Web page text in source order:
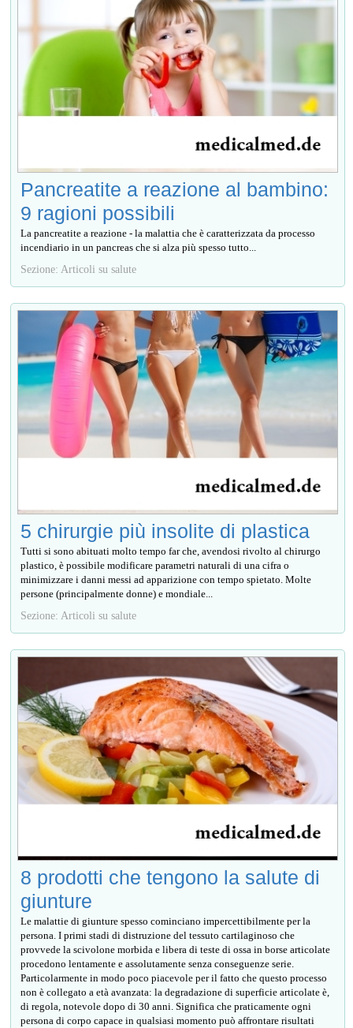
Pancreatite a reazione al bambino:
9 ragioni possibili
La pancreatite a reazione - la malattia che è caratterizzata da processo
incendiario in un pancreas che si alza più spesso tutto...
Sezione: Articoli su salute
5 chirurgie più insolite di plastica
Tutti si sono abituati molto tempo far che, avendosi rivolto al chirurgo
plastico, è possibile modificare parametri naturali di una cifra o
minimizzare i danni messi ad apparizione con tempo spietato. Molte
persone (principalmente donne) е mondiale...
Sezione: Articoli su salute
8 prodotti che tengono la salute di
giunture
Le malattie di giunture spesso cominciano impercettibilmente per la
persona. I primi stadi di distruzione del tessuto cartilaginoso che
provvede la scivolone morbida e libera di teste di ossa in borse articolate
procedono lentamente e assolutamente senza conseguenze serie.
Particolarmente in modo poco piacevole per il fatto che questo processo
non è collegato a età avanzata: la degradazione di superficie articolate è,
di regola, notevole dopo di 30 anni. Significa che praticamente ogni
persona di corpo capace in qualsiasi momento può affrontare risultati